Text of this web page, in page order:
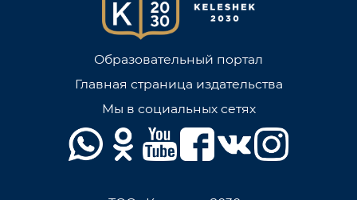
Образовательный портал
Главная страница издательства
Мы в социальных сетях